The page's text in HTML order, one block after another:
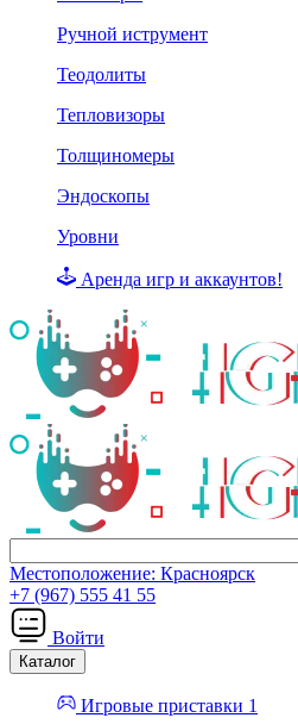
Ручной иструмент
Теодолиты
Тепловизоры
Толщиномеры
Эндоскопы
Уровни
Аренда игр и аккаунтов!
Местоположение: Красноярск
+7 (967) 555 41 55
Войти
Каталог
Игровые приставки 1